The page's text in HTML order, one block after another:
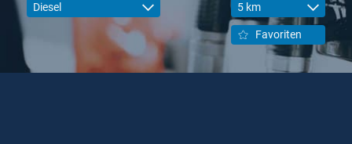
Diesel 5 km
Favoriten